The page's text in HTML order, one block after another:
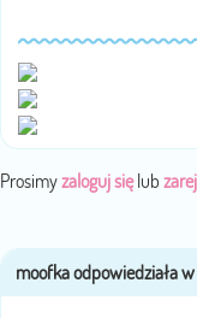
Prosimyzaloguj sięlub